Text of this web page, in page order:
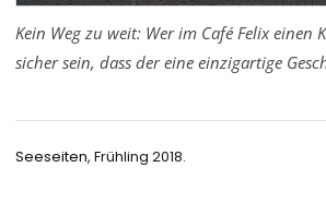
Kein Weg zu weit: Wer im Café Felix einen
sicher sein, dass der eine einzigartige
Seeseiten, Frühling 2018.